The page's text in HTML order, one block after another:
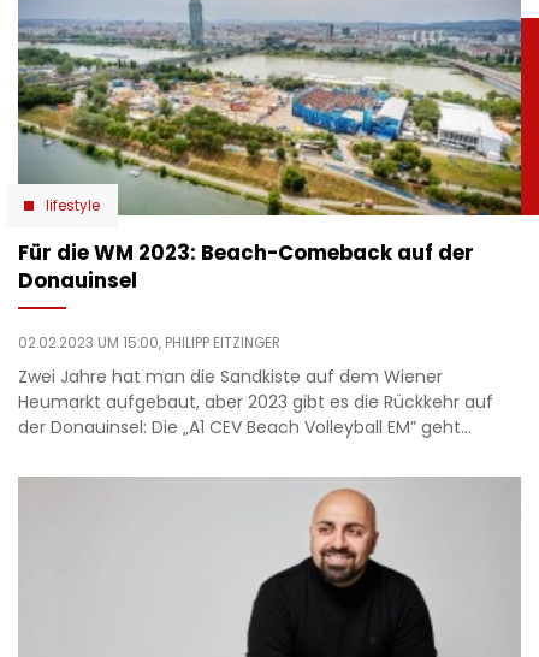
lifestyle
Für die WM 2023: Beach-Comeback auf der
Donauinsel
02.02.2023 UM 15:00, PHILIPP EITZINGER
Zwei Jahre hat man die Sandkiste auf dem Wiener
Heumarkt aufgebaut, aber 2023 gibt es die Rückkehr auf
der Donauinsel: Die „A1 CEV Beach Volleyball EM” geht…